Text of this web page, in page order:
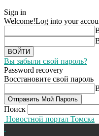
Sign in
Welcome!Log into your
Вы забыли свой пароль?
Password recovery
Восстановите свой пароль
Поиск
Новостной портал Томска